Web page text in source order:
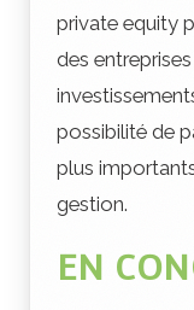
private equity
des
possibilité de
plus
gestion.
EN